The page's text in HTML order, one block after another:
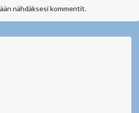
nähdäksesi kommentit.